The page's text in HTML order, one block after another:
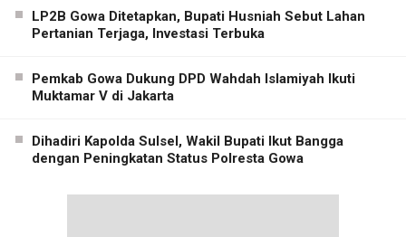
LP2B Gowa Ditetapkan, Bupati Husniah Sebut Lahan
Pertanian Terjaga, Investasi Terbuka
Pemkab Gowa Dukung DPD Wahdah Islamiyah Ikuti
Muktamar V di Jakarta
Dihadiri Kapolda Sulsel, Wakil Bupati Ikut Bangga
dengan Peningkatan Status Polresta Gowa